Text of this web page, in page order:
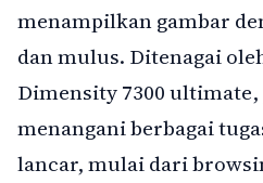
menampilkan gambar
dan mulus. Ditenagai
Dimensity 7300
menangani berbagai
lancar, mulai dari